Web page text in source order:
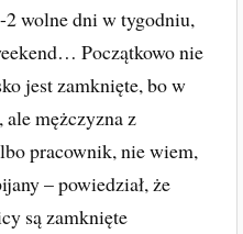
2 wolne dni w tygodniu,
Początkowo nie
jest zamknięte, bo w
mężczyzna z
pracownik, nie wiem,
– powiedział, że
są zamknięte